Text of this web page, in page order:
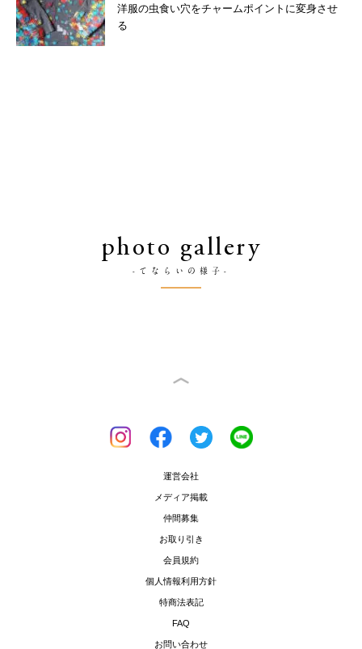
洋服の虫食い穴をチャームポイントに変身させ
る
photo gallery
-てならいの様子-
運営会社
メディア掲載
仲間募集
お取り引き
会員規約
個人情報利用方針
特商法表記
FAQ
お問い合わせ